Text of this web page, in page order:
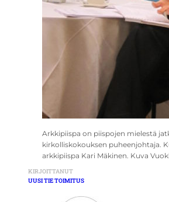
Arkkipiispa on piispojen mielestä
kirkolliskokouksen puheenjohtaja.
arkkipiispa Kari Mäkinen. Kuva
KIRJOITTANUT
UUSI TIE TOIMITUS